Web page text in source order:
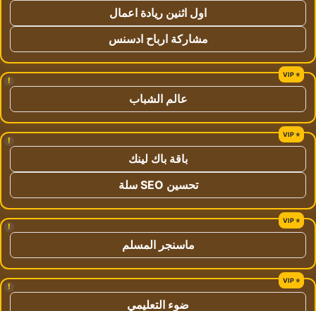
اول اثنين ريادة اعمال
مشاركة ارباح ادسنس
!
عالم الشباب
!
باقة باك لينك
تحسين SEO سلة
!
ماسنجر المسلم
!
ضوء التعليمي